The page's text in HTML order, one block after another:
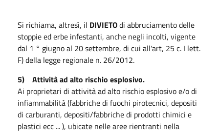
Si richiama, altresì, il DIVIETOdi abbruciamento delle
stoppie ed erbe infestanti, anche negli incolti, vigente
dal 1 ° giugno al 20 settembre, di cui all'art, 25 c. I lett.
F) della legge regionale n. 26/2012.
5) Attività ad alto rischio esplosivo.
Ai proprietari di attività ad alto rischio esplosivo e/o di
infiammabilità (fabbriche di fuochi pirotecnici, depositi
di carburanti, depositi/fabbriche di prodotti chimici e
plastici ecc ... ), ubicate nelle aree rientranti nella